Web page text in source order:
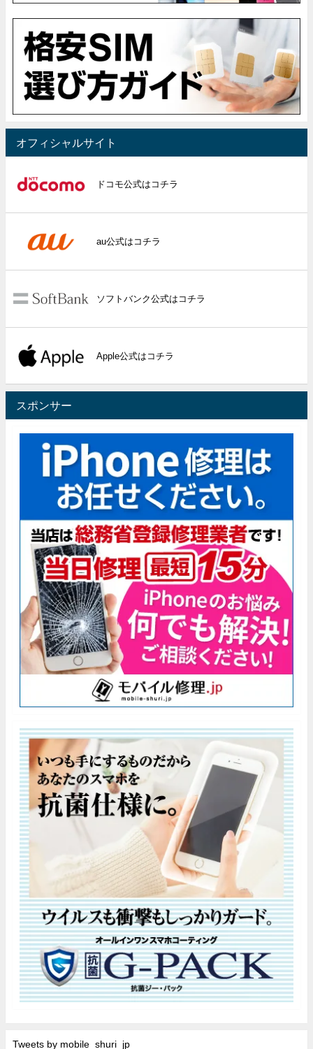
オフィシャルサイト
ドコモ公式はコチラ
au公式はコチラ
ソフトバンク公式はコチラ
Apple公式はコチラ
スポンサー
Tweets by mobile_shuri_jp